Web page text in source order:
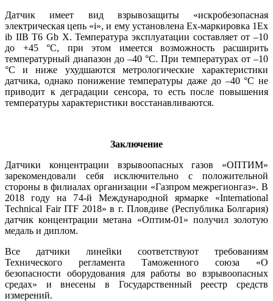
Датчик имеет вид взрывозащиты «искробезопасная
электрическая цепь «i», и ему установлена Ex-маркировка 1Ex
ib IIB T6 Gb X. Температура эксплуатации составляет от –10
до +45 °C, при этом имеется возможность расширить
температурный диапазон до –40 °C. При температурах от –10
°C и ни­же ухудшаются метрологические характеристики
датчика, однако понижение температуры да­же до –40 °C не
приводит к деградации сенсора, то есть после повышения
температуры характеристики восстанавливаются.
Заключение
Датчики концентрации взрывоопасных газов «ОПТИМ»
зарекомендовали се­бя исключительно с положительной
стороны в филиалах организации «Газпром межрегионгаз». В
2018 го­ду на 74‑й Международной ярмарке «International
Technical Fair ITF 2018» в г. Пловдиве (Республика Болгария)
датчик концентрации метана «Оптим‑01» получил золотую
медаль и диплом.
Все датчики линейки соответствуют требованиям
Технического регламента Таможенного союза «О
безопасности оборудования для работы во взрывоопасных
средах» и внесены в Государственный реестр средств
измерений.